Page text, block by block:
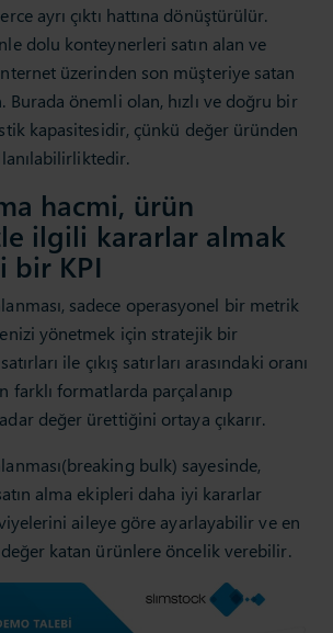
ayrı çıktı hattına dönüştürülür.
dolu konteynerleri satın alan ve
üzerinden son müşteriye satan
Burada önemli olan, hızlı ve doğru bir
kapasitesidir, çünkü değer üründen
hacmi, ürün
ilgili kararlar almak
bir KPI
sadece operasyonel bir metrik
yönetmek için stratejik bir
ile çıkış satırları arasındaki oranı
farklı formatlarda parçalanıp
değer ürettiğini ortaya çıkarır.
bulk) sayesinde,
alma ekipleri daha iyi kararlar
aileye göre ayarlayabilir ve en
katan ürünlere öncelik verebilir.